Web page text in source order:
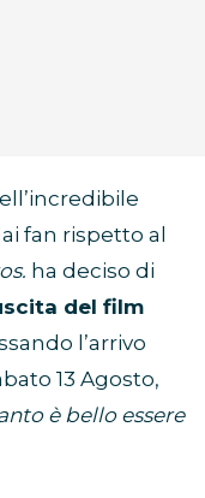
fan rispetto al
ha deciso di
del film
l’arrivo
13 Agosto,
è bello essere